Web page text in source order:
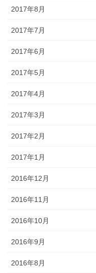
2017年8月
2017年7月
2017年6月
2017年5月
2017年4月
2017年3月
2017年2月
2017年1月
2016年12月
2016年11月
2016年10月
2016年9月
2016年8月